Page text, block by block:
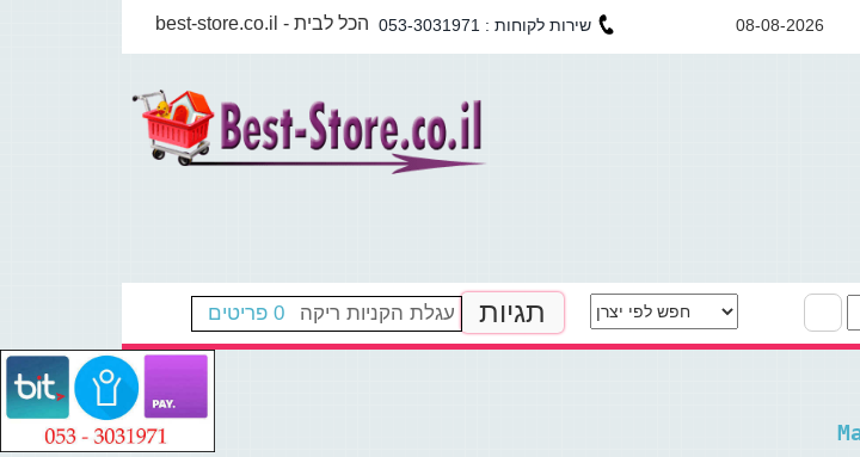
best-store.co.il - הכל לבית 08-08-2026
תגיות עגלת הקניות ריקה 0 פריטים